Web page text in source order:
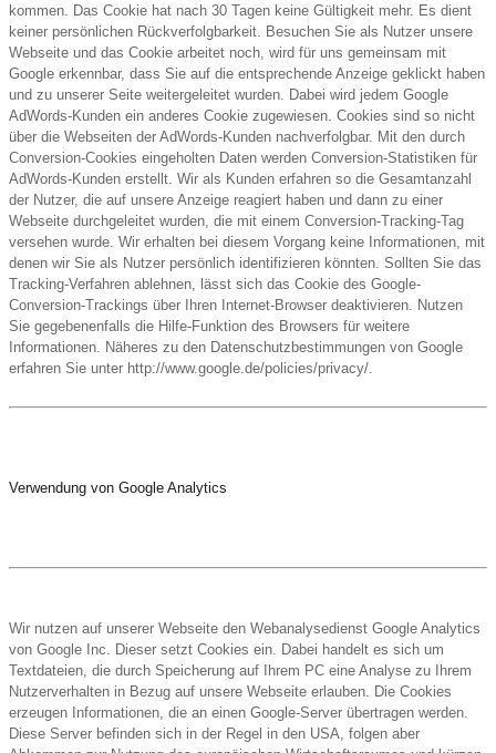
kommen. Das Cookie hat nach 30 Tagen keine Gültigkeit mehr. Es dient
keiner persönlichen Rückverfolgbarkeit. Besuchen Sie als Nutzer unsere
Webseite und das Cookie arbeitet noch, wird für uns gemeinsam mit
Google erkennbar, dass Sie auf die entsprechende Anzeige geklickt haben
und zu unserer Seite weitergeleitet wurden. Dabei wird jedem Google
AdWords-Kunden ein anderes Cookie zugewiesen. Cookies sind so nicht
über die Webseiten der AdWords-Kunden nachverfolgbar. Mit den durch
Conversion-Cookies eingeholten Daten werden Conversion-Statistiken für
AdWords-Kunden erstellt. Wir als Kunden erfahren so die Gesamtanzahl
der Nutzer, die auf unsere Anzeige reagiert haben und dann zu einer
Webseite durchgeleitet wurden, die mit einem Conversion-Tracking-Tag
versehen wurde. Wir erhalten bei diesem Vorgang keine Informationen, mit
denen wir Sie als Nutzer persönlich identifizieren könnten. Sollten Sie das
Tracking-Verfahren ablehnen, lässt sich das Cookie des Google-
Conversion-Trackings über Ihren Internet-Browser deaktivieren. Nutzen
Sie gegebenenfalls die Hilfe-Funktion des Browsers für weitere
Informationen. Näheres zu den Datenschutzbestimmungen von Google
erfahren Sie unter http://www.google.de/policies/privacy/.
Verwendung von Google Analytics
Wir nutzen auf unserer Webseite den Webanalysedienst Google Analytics
von Google Inc. Dieser setzt Cookies ein. Dabei handelt es sich um
Textdateien, die durch Speicherung auf Ihrem PC eine Analyse zu Ihrem
Nutzerverhalten in Bezug auf unsere Webseite erlauben. Die Cookies
erzeugen Informationen, die an einen Google-Server übertragen werden.
Diese Server befinden sich in der Regel in den USA, folgen aber